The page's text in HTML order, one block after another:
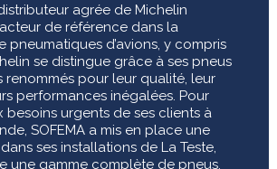
agrée de Michelin
de référence dans la
pneumatiques d’avions, y compris
se distingue grâce à ses pneus
renommés pour leur qualité, leur
performances inégalées. Pour
besoins urgents de ses clients à
SOFEMA a mis en place une
ses installations de La Teste,
une gamme complète de pneus.